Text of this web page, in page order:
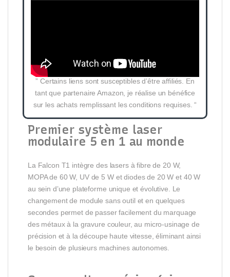
” Certains liens sont susceptibles d’être affiliés. En
tant que partenaire Amazon, je réalise un bénéfice
sur les achats remplissant les conditions requises. “
Premier système laser
modulaire 5 en 1 au monde
La Falcon T1 intègre des lasers à fibre de 20 W,
MOPA de 60 W, UV de 5 W et diodes de 20 W et 40 W
au sein d’une plateforme unique et évolutive. Le
changement de module sans outil et en quelques
secondes permet de passer facilement du marquage
des métaux à la gravure couleur, au micro-usinage de
précision et à la découpe haute vitesse, éliminant ainsi
le besoin de plusieurs machines autonomes.